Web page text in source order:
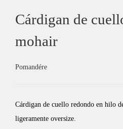
Cárdigan de
mohair
Pomandére
Cárdigan de cuello redondo en hilo
ligeramente oversize.